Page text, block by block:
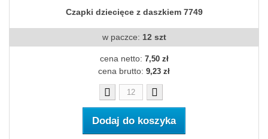
Czapki dziecięce z daszkiem 7749
w paczce: 12 szt
cena netto: 7,50 zł
cena brutto: 9,23 zł
Dodaj do koszyka